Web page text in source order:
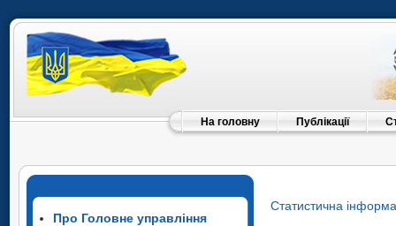
На головну Публікації
Про Головне управління
Статистична